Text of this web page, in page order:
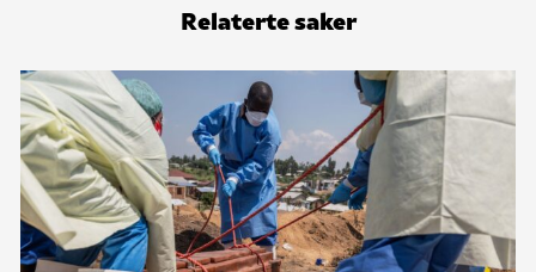
Relaterte saker